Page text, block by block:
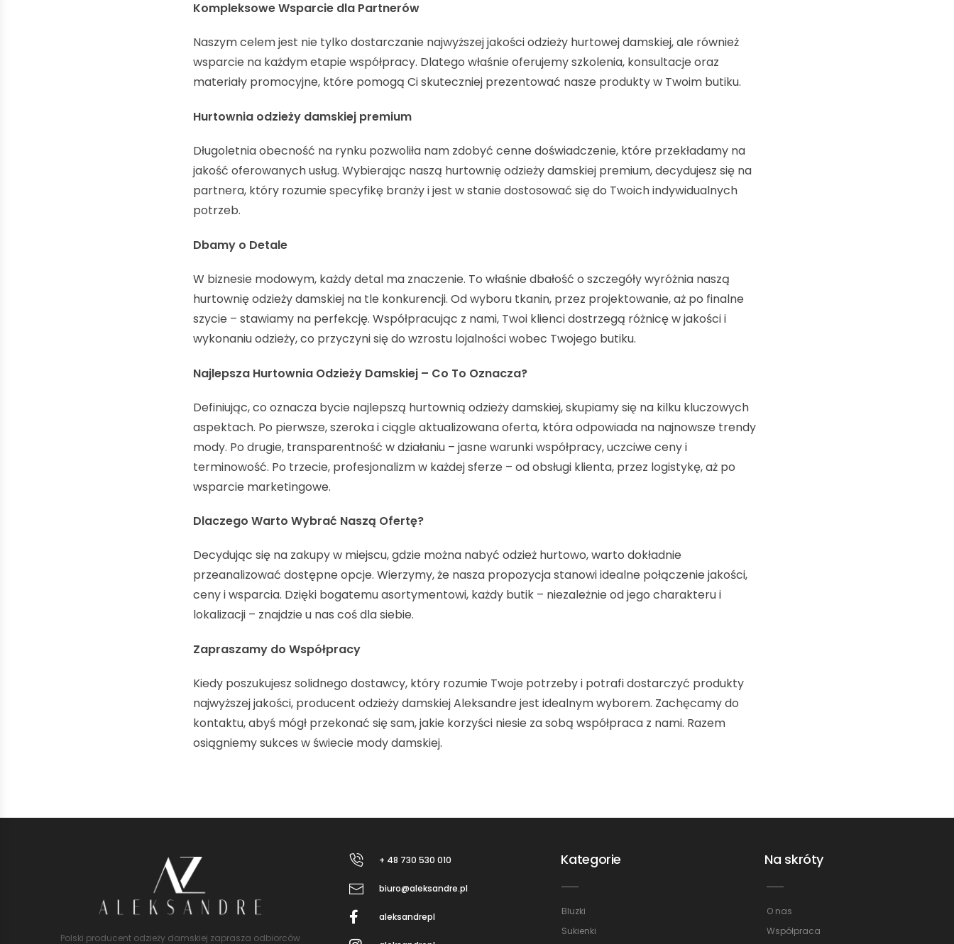
Kompleksowe Wsparcie dla Partnerów
Naszym celem jest nie tylko dostarczanie najwyższej jakości odzieży hurtowej damskiej, ale również
wsparcie na każdym etapie współpracy. Dlatego właśnie oferujemy szkolenia, konsultacje oraz
materiały promocyjne, które pomogą Ci skuteczniej prezentować nasze produkty w Twoim butiku.
Hurtownia odzieży damskiej premium
Długoletnia obecność na rynku pozwoliła nam zdobyć cenne doświadczenie, które przekładamy na
jakość oferowanych usług. Wybierając naszą hurtownię odzieży damskiej premium, decydujesz się na
partnera, który rozumie specyfikę branży i jest w stanie dostosować się do Twoich indywidualnych
potrzeb.
Dbamy o Detale
W biznesie modowym, każdy detal ma znaczenie. To właśnie dbałość o szczegóły wyróżnia naszą
hurtownię odzieży damskiej na tle konkurencji. Od wyboru tkanin, przez projektowanie, aż po finalne
szycie – stawiamy na perfekcję. Współpracując z nami, Twoi klienci dostrzegą różnicę w jakości i
wykonaniu odzieży, co przyczyni się do wzrostu lojalności wobec Twojego butiku.
Najlepsza Hurtownia Odzieży Damskiej – Co To Oznacza?
Definiując, co oznacza bycie najlepszą hurtownią odzieży damskiej, skupiamy się na kilku kluczowych
aspektach. Po pierwsze, szeroka i ciągle aktualizowana oferta, która odpowiada na najnowsze trendy
mody. Po drugie, transparentność w działaniu – jasne warunki współpracy, uczciwe ceny i
terminowość. Po trzecie, profesjonalizm w każdej sferze – od obsługi klienta, przez logistykę, aż po
wsparcie marketingowe.
Dlaczego Warto Wybrać Naszą Ofertę?
Decydując się na zakupy w miejscu, gdzie można nabyć odzież hurtowo, warto dokładnie
przeanalizować dostępne opcje. Wierzymy, że nasza propozycja stanowi idealne połączenie jakości,
ceny i wsparcia. Dzięki bogatemu asortymentowi, każdy butik – niezależnie od jego charakteru i
lokalizacji – znajdzie u nas coś dla siebie.
Zapraszamy do Współpracy
Kiedy poszukujesz solidnego dostawcy, który rozumie Twoje potrzeby i potrafi dostarczyć produkty
najwyższej jakości, producent odzieży damskiej Aleksandre jest idealnym wyborem. Zachęcamy do
kontaktu, abyś mógł przekonać się sam, jakie korzyści niesie za sobą współpraca z nami. Razem
osiągniemy sukces w świecie mody damskiej.
Polski producent odzieży damskiej zaprasza odbiorców
+ 48 730 530 010
biuro@aleksandre.pl
aleksandrepl
Kategorie
Bluzki
Sukienki
Na skróty
O nas
Współpraca